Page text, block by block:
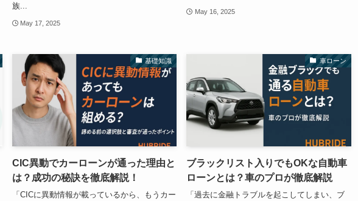
族...
May 17, 2025
May 16, 2025
基礎知識
CIC異動でカーローンが通った理由と
は？成功の秘訣を徹底解説！
「CICに異動情報が載っているから、もうカー
車ローン
ブラックリスト入りでもOKな自動車
ローンとは？車のプロが徹底解説
「過去に金融トラブルを起こしてしまい、ブ